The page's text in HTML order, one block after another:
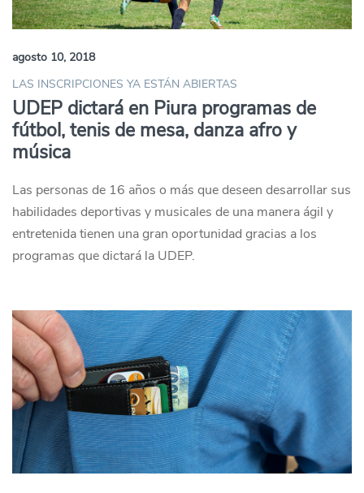
agosto 10, 2018
LAS INSCRIPCIONES YA ESTÁN ABIERTAS
UDEP dictará en Piura programas de
fútbol, tenis de mesa, danza afro y
música
Las personas de 16 años o más que deseen desarrollar sus
habilidades deportivas y musicales de una manera ágil y
entretenida tienen una gran oportunidad gracias a los
programas que dictará la UDEP.